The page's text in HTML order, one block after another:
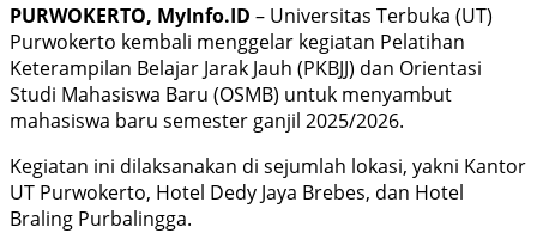
PURWOKERTO, MyInfo.ID – Universitas Terbuka (UT)
Purwokerto kembali menggelar kegiatan Pelatihan
Keterampilan Belajar Jarak Jauh (PKBJJ) dan Orientasi
Studi Mahasiswa Baru (OSMB) untuk menyambut
mahasiswa baru semester ganjil 2025/2026.
Kegiatan ini dilaksanakan di sejumlah lokasi, yakni Kantor
UT Purwokerto, Hotel Dedy Jaya Brebes, dan Hotel
Braling Purbalingga.